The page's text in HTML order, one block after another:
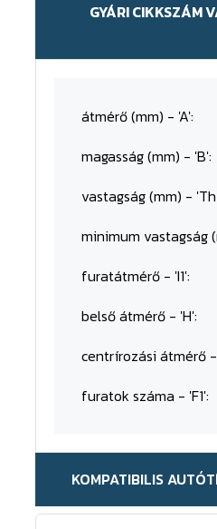
GYÁRI CIKKSZÁM
átmérő (mm) - 'A':
magasság (mm) - 'B':
vastagság (mm) -
minimum vastagság
furatátmérő - 'I1':
belső átmérő - 'H':
centrírozási átmérő -
furatok száma - 'F1':
KOMPATIBILIS